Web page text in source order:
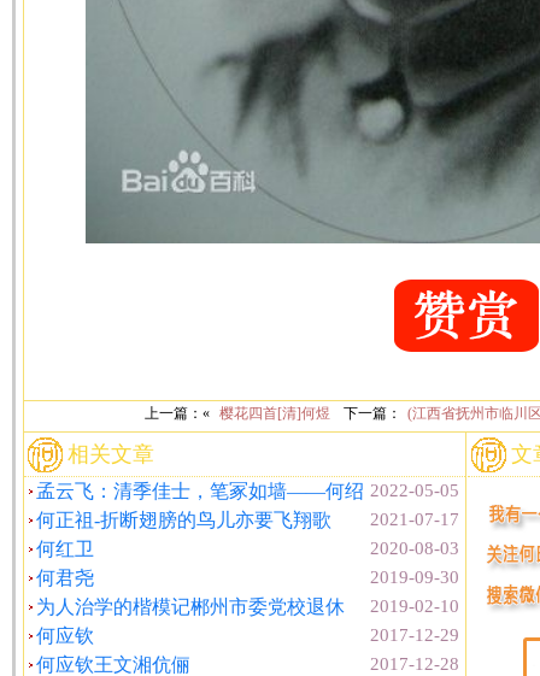
上一篇：« 樱花四首[清]何煜 下一篇： (江西省抚州市临川
相关文章
2022-05-05
孟云飞：清季佳士，笔冢如墙——何绍
2021-07-17
何正祖-折断翅膀的鸟儿亦要飞翔歌
2020-08-03
何红卫
2019-09-30
何君尧
2019-02-10
为人治学的楷模记郴州市委党校退休
2017-12-29
何应钦
2017-12-28
何应钦王文湘伉俪
文